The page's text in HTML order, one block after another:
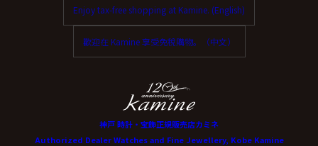
Enjoy tax-free shopping at Kamine. (English)
歡迎在 Kamine 享受免稅購物。（中文）
神戸 時計・宝飾正規販売店カミネ
Authorized Dealer Watches and Fine Jewellery, Kobe Kamine